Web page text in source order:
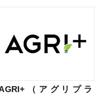
（アグリプラ